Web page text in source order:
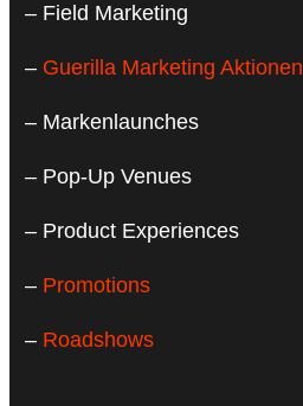
– Field Marketing
– Guerilla Marketing Aktionen
– Markenlaunches
– Pop-Up Venues
– Product Experiences
– Promotions
– Roadshows